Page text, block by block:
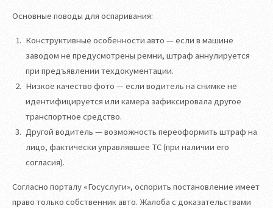
Основные поводы для оспаривания:
Конструктивные особенности авто — если в машине
заводом не предусмотрены ремни, штраф аннулируется
при предъявлении техдокументации.
Низкое качество фото — если водитель на снимке не
идентифицируется или камера зафиксировала другое
транспортное средство.
Другой водитель — возможность переоформить штраф на
лицо, фактически управлявшее ТС (при наличии его
согласия).
Согласно порталу «Госуслуги», оспорить постановление имеет
право только собственник авто. Жалоба с доказательствами